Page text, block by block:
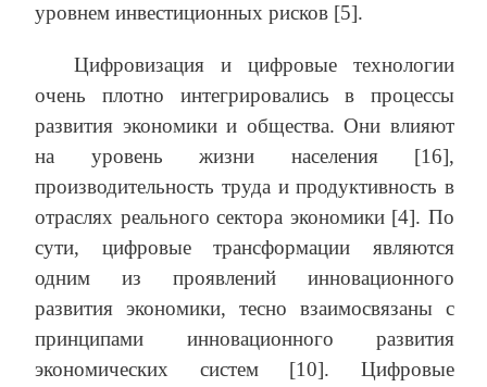
уровнем инвестиционных рисков [5].
Цифровизация и цифровые технологии
очень плотно интегрировались в процессы
развития экономики и общества. Они влияют
на уровень жизни населения [16],
производительность труда и продуктивность в
отраслях реального сектора экономики [4]. По
сути, цифровые трансформации являются
одним из проявлений инновационного
развития экономики, тесно взаимосвязаны с
принципами инновационного развития
экономических систем [10]. Цифровые